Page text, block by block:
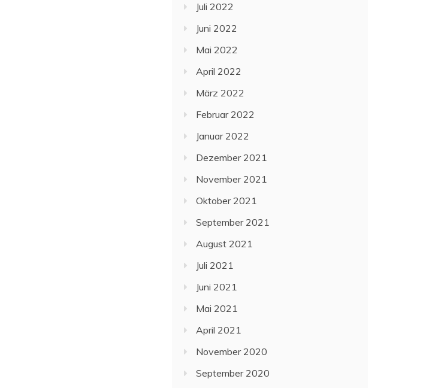
Juli 2022
Juni 2022
Mai 2022
April 2022
März 2022
Februar 2022
Januar 2022
Dezember 2021
November 2021
Oktober 2021
September 2021
August 2021
Juli 2021
Juni 2021
Mai 2021
April 2021
November 2020
September 2020